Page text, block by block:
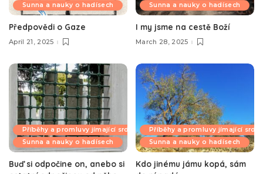
Sunna a nauky o hadísech
Předpovědi o Gaze
April 21, 2025
Sunna a nauky o hadísech
I my jsme na cestě Boží
March 28, 2025
Příběhy a promluvy jímající srdce
Sunna a nauky o hadísech
Buď si odpočine on, anebo si
Příběhy a promluvy jímající
Sunna a nauky o hadísech
Kdo jinému jámu kopá, sám